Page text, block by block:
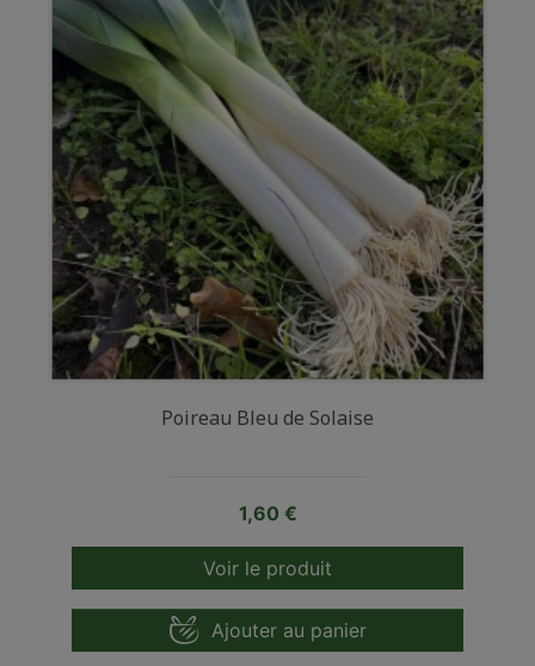
Poireau Bleu de Solaise
Prix
1,60 €
Voir le produit
Ajouter au panier